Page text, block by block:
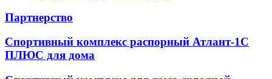
Партнерство
Спортивный комплекс распорный Атлант-1С
ПЛЮС для дома